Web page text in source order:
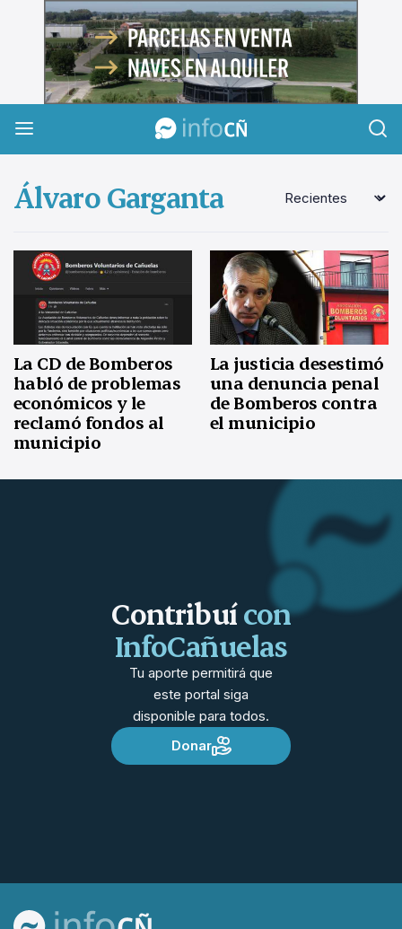
InfoCañuelas
Álvaro Garganta
La CD de Bomberos
habló de problemas
económicos y le
reclamó fondos al
municipio
La justicia desestimó
una denuncia penal
de Bomberos contra
el municipio
Contribuícon
InfoCañuelas
Tu aporte permitirá que
este portal siga
disponible para todos.
Donar